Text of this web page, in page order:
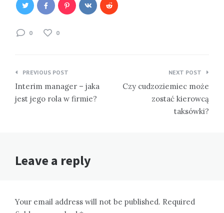
0 0
Nawigacja
wpisu
PREVIOUS POST
Interim manager – jaka
jest jego rola w firmie?
NEXT POST
Czy cudzoziemiec może
zostać kierowcą
taksówki?
Leave a reply
Your email address will not be published. Required